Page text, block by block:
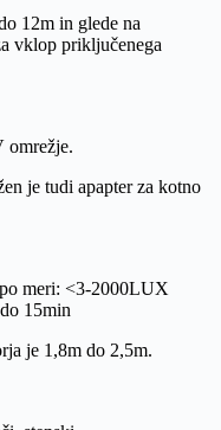
12m in glede na
vklop priključenega
omrežje.
je tudi apapter za kotno
meri: <3-2000LUX
15min
je 1,8m do 2,5m.